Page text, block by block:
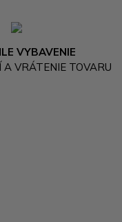
VYBAVENIE
A VRÁTENIE TOVARU